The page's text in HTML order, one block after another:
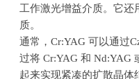
工作激光增益介质。它还
质。
通常，Cr:YAG可以通过
过将 Cr:YAG和 Nd:YAG
起来实现紧凑的扩散晶体